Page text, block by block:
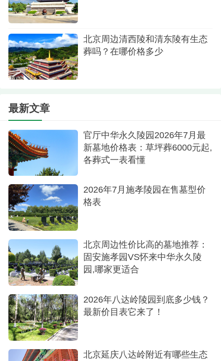
北京周边清西陵和清东陵有生态
葬吗？在哪价格多少
最新文章
官厅中华永久陵园2026年7月最
新墓地价格表：草坪葬6000元起,
各葬式一表看懂
2026年7月施孝陵园在售墓型价
格表
北京周边性价比高的墓地推荐：
固安施孝园VS怀来中华永久陵
园,哪家更适合
2026年八达岭陵园到底多少钱？
最新价目表它来了！
北京延庆八达岭附近有哪些生态